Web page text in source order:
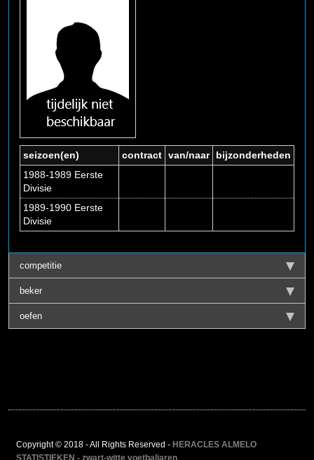
seizoen(en) contract van/naar
bijzonderheden
1988-1989 Eerste
Divisie
1989-1990 Eerste
Divisie
competitie
beker
oefen
Copyright © 2018 - All Rights Reserved - HERACLES ALMELO
STATISTIEKEN - zwart-witte voetbaljaren